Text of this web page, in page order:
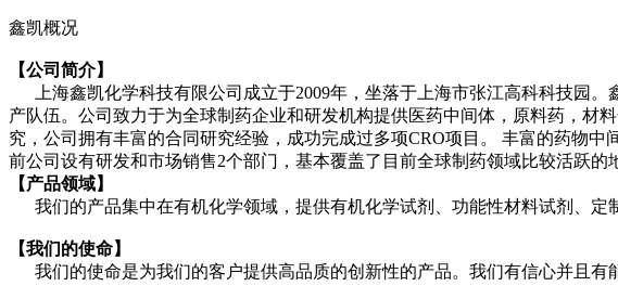
鑫凯概况
【公司简介】
上海鑫凯化学科技有限公司成立于2009年，坐落于上海市张江高科科技园。
产队伍。公司致力于为全球制药企业和研发机构提供医药中间体，原料药，材
究，公司拥有丰富的合同研究经验，成功完成过多项CRO项目。 丰富的药物
前公司设有研发和市场销售2个部门，基本覆盖了目前全球制药领域比较活跃的
【产品领域】
我们的产品集中在有机化学领域，提供有机化学试剂、功能性材料试剂、定
【我们的使命】
我们的使命是为我们的客户提供高品质的创新性的产品。我们有信心并且有